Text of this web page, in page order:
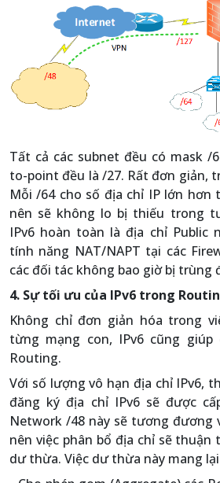
Tất cả các subnet đều có mask /
to-point đều là /27. Rất đơn giản,
Mỗi /64 cho số địa chỉ IP lớn hơn
nên sẽ không lo bị thiếu trong
IPv6 hoàn toàn là địa chỉ Public
tính năng NAT/NAPT tại các
các đối tác không bao giờ bị trùng
4. Sự tối ưu của IPv6 trong
Không chỉ đơn giản hóa trong
từng mạng con, IPv6 cũng
Routing.
Với số lượng vô hạn địa chỉ IPv6,
đăng ký địa chỉ IPv6 sẽ được
Network /48 này sẽ tương đương
nên việc phân bổ địa chỉ sẽ thuận
dư thừa. Việc dư thừa này mang